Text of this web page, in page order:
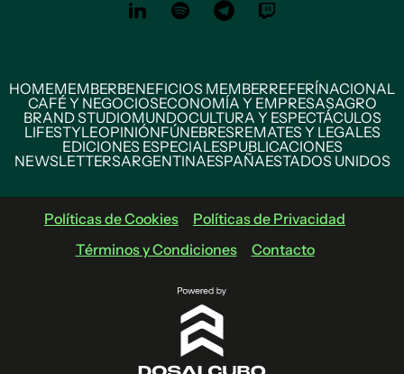
HOMEMEMBERBENEFICIOS MEMBERREFERÍNACIONAL
CAFÉ Y NEGOCIOSECONOMÍA Y EMPRESASAGRO
BRAND STUDIOMUNDOCULTURA Y ESPECTÁCULOS
LIFESTYLEOPINIÓNFÚNEBRESREMATES Y LEGALES
EDICIONES ESPECIALESPUBLICACIONES
NEWSLETTERSARGENTINAESPAÑAESTADOS UNIDOS
Políticas de Cookies
Políticas de Privacidad
Términos y Condiciones
Contacto